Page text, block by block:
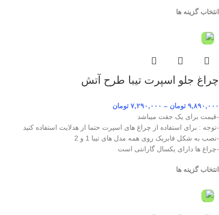
انتخاب گزینه ها
چراغ جلو اسپرت تیبا طرح آتش
۹,۸۹۰,۰۰۰ تومان – ۷,۲۹۰,۰۰۰ تومان
-قیمت برای یک جفت میباشد
-توجه : برای استفاده از چراغ های اسپرت حتما از هدلایت استفاده کنید
-نصب به شکل فابریک روی همه مدل های تیبا 1 و 2
-چراغ ها دارای یکسال گارانتی است
انتخاب گزینه ها